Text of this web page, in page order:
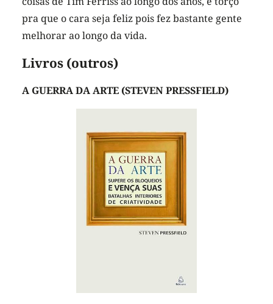
pra que o cara seja feliz pois fez bastante gente
melhorar ao longo da vida.
Livros (outros)
A GUERRA DA ARTE (STEVEN PRESSFIELD)